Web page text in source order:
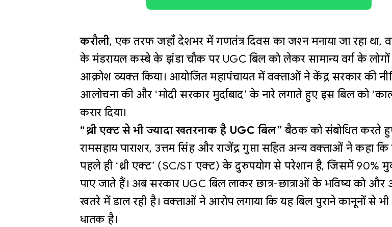
करौली, एक तरफ जहाँ देशभर में गणतंत्र दिवस का जश्न मनाया जा रहा था,
के मंडरायल कस्बे के झंडा चौक पर UGC बिल को लेकर सामान्य वर्ग के लोगों
आक्रोश व्यक्त किया। आयोजित महापंचायत में वक्ताओं ने केंद्र सरकार की
आलोचना की और ‘मोदी सरकार मुर्दाबाद’ के नारे लगाते हुए इस बिल को
करार दिया।
“थ्री एक्ट से भी ज्यादा खतरनाक है UGC बिल” बैठक को संबोधित करते
रामसहाय पाराशर, उत्तम सिंह और राजेंद्र गुप्ता सहित अन्य वक्ताओं ने कहा कि
पहले ही ‘थ्री एक्ट’ (SC/ST एक्ट) के दुरुपयोग से परेशान है, जिसमें 90%
पाए जाते हैं। अब सरकार UGC बिल लाकर छात्र-छात्राओं के भविष्य को और
खतरे में डाल रही है। वक्ताओं ने आरोप लगाया कि यह बिल पुराने कानूनों से
घातक है।